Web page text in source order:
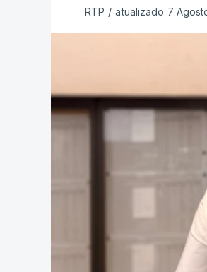
RTP / atualizado 7